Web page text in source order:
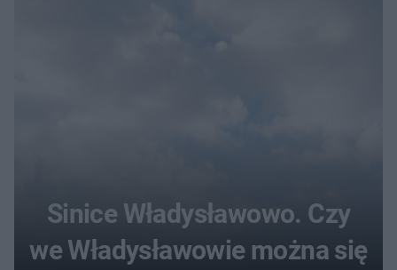
Sinice Władysławowo. Czy
we Władysławowie można się